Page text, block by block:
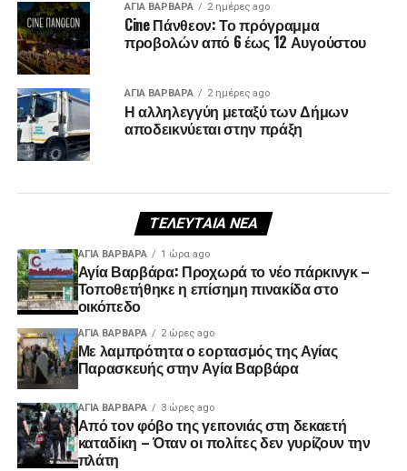
ΑΓΙΑ ΒΑΡΒΑΡΑ 2 ημέρες ago
Cine Πάνθεον: Το πρόγραμμα
προβολών από 6 έως 12 Αυγούστου
ΑΓΙΑ ΒΑΡΒΑΡΑ 2 ημέρες ago
Η αλληλεγγύη μεταξύ των Δήμων
αποδεικνύεται στην πράξη
ΤΕΛΕΥΤΑΊΑ ΝΈΑ
ΑΓΙΑ ΒΑΡΒΑΡΑ 1 ώρα ago
Αγία Βαρβάρα: Προχωρά το νέο πάρκινγκ –
Τοποθετήθηκε η επίσημη πινακίδα στο
οικόπεδο
ΑΓΙΑ ΒΑΡΒΑΡΑ 2 ώρες ago
Με λαμπρότητα ο εορτασμός της Αγίας
Παρασκευής στην Αγία Βαρβάρα
ΑΓΙΑ ΒΑΡΒΑΡΑ 3 ώρες ago
Από τον φόβο της γειτονιάς στη δεκαετή
καταδίκη – Όταν οι πολίτες δεν γυρίζουν την
πλάτη